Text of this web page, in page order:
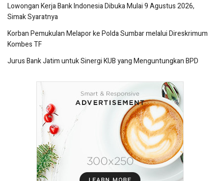
Lowongan Kerja Bank Indonesia Dibuka Mulai 9 Agustus 2026,
Simak Syaratnya
Korban Pemukulan Melapor ke Polda Sumbar melalui Direskrimum
Kombes TF
Jurus Bank Jatim untuk Sinergi KUB yang Menguntungkan BPD